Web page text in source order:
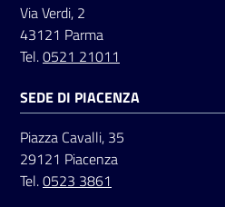
Seguici
su
Via Verdi, 2
43121 Parma
Tel.0521 21011
SEDE DI PIACENZA
Piazza Cavalli, 35
29121 Piacenza
Tel.0523 3861